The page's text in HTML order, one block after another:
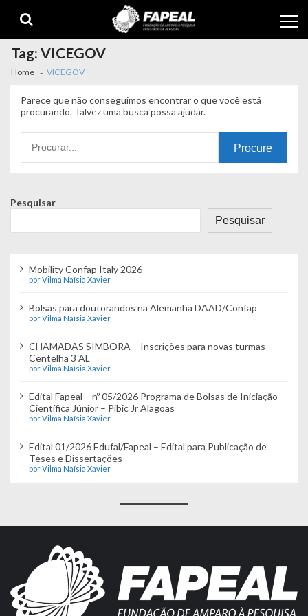
navigation
content
Tag:VICEGOV
Home VICEGOV
Parece que não conseguimos encontrar o que você está
procurando. Talvez uma busca possa ajudar.
por:
Pesquisar
Pesquisar
Mobility Confap Italy 2026
por Vilma Naísia Xavier
Bolsas para doutorandos na Alemanha DAAD/Confap
por Vilma Naísia Xavier
CHAMADAS SIMBORA – Inscrições para novas turmas
Centelha 3 AL
por Vilma Naísia Xavier
Edital Fapeal – nº 05/2026 Programa de Bolsas de Iniciação
Científica Júnior – Pibic Jr Alagoas
por Vilma Naísia Xavier
Edital 01/2026 Edufal/Fapeal – Edital para Publicação de
Teses e Dissertações
por Vilma Naísia Xavier